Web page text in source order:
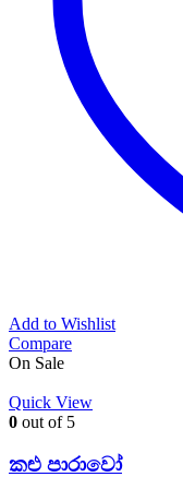
Add to Wishlist
Compare
On Sale
Quick View
0 out of 5
කළු පාරාවෝ